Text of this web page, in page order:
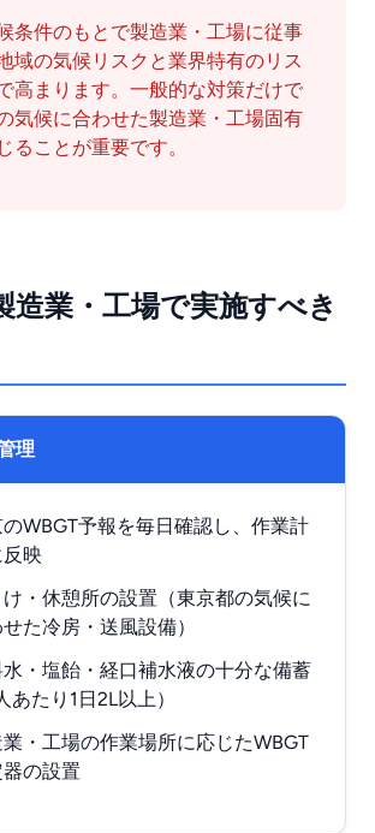
条件のもとで製造業・工場に従事
域の気候リスクと業界特有のリス
高まります。一般的な対策だけで
気候に合わせた製造業・工場固有
ることが重要です。
造業・工場で実施すべき
理
WBGT予報を毎日確認し、作業計
映
け・休憩所の設置（東京都の気候に
た冷房・送風設備）
・塩飴・経口補水液の十分な備蓄
あたり1日2L以上）
・工場の作業場所に応じたWBGT
の設置